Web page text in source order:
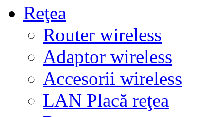
Reţea
Router wireless
Adaptor wireless
Accesorii wireless
LAN Placă reţea